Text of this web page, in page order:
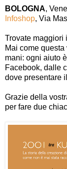
BOLOGNA,
Infoshop, Via
Trovate maggiori
Mai come
mani: ogni aiuto
Facebook, dalle
dove presentare
Grazie della
per fare due